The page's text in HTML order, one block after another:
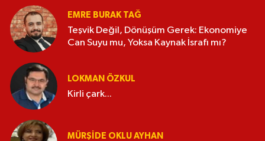
EMRE BURAK TAĞ
Teşvik Değil, Dönüşüm Gerek: Ekonomiye
Can Suyu mu, Yoksa Kaynak İsrafı mı?
LOKMAN ÖZKUL
Kirli çark...
MÜRŞIDE OKLU AYHAN